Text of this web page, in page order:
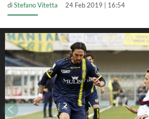
diStefano Vitetta 24 Feb 2019 | 16:54